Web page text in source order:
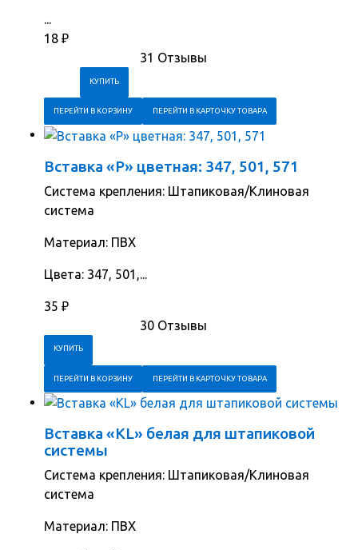
...
18 ₽
31 Отзывы
ПЕРЕЙТИ В КОРЗИНУ ПЕРЕЙТИ В КАРТОЧКУ ТОВАРА
Вставка «Р» цветная: 347, 501, 571
Система крепления: Штапиковая/Клиновая
система
Материал: ПВХ
Цвета: 347, 501,...
35 ₽
30 Отзывы
ПЕРЕЙТИ В КОРЗИНУ ПЕРЕЙТИ В КАРТОЧКУ ТОВАРА
Вставка «KL» белая для штапиковой
системы
Система крепления: Штапиковая/Клиновая
система
Материал: ПВХ